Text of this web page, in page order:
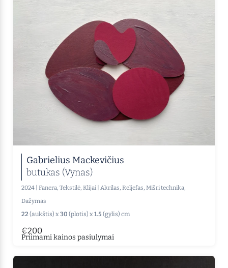
Gabrielius Mackevičius
butukas (Vynas)
2024 Fanera, Tekstilė, Klijai Akrilas, Reljefas, Mišri technika,
Dažymas
22(aukštis) x30 (plotis) x1.5 (gylis) cm
€200
Priimami kainos pasiulymai